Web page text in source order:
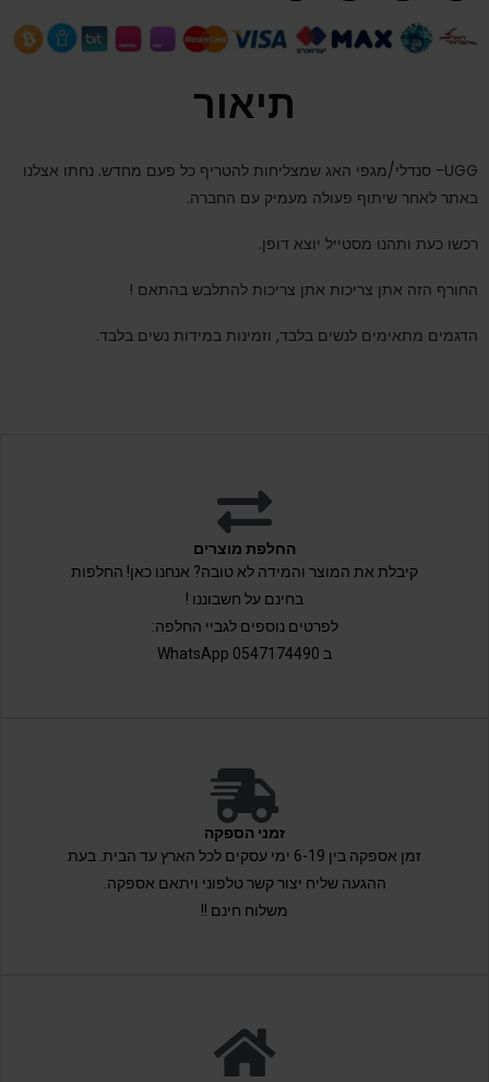
תיאור
UGG- סנדלי/מגפי האג שמצליחות להטריף כל פעם מחדש. נחתו אצלנו
באתר לאחר שיתוף פעולה מעמיק עם החברה.
רכשו כעת ותהנו מסטייל יוצא דופן.
החורף הזה אתן צריכות אתן צריכות להתלבש בהתאם !
הדגמים מתאימים לנשים בלבד, וזמינות במידות נשים בלבד.
החלפת מוצרים
קיבלת את המוצר והמידה לא טובה? אנחנו כאן! החלפות
בחינם על חשבוננו !
לפרטים נוספים לגביי החלפה:
ב 0547174490 WhatsApp
זמני הספקה
זמן אספקה בין 6-19 ימי עסקים לכל הארץ עד הבית. בעת
ההגעה שליח יצור קשר טלפוני ויתאם אספקה.
משלוח חינם !!